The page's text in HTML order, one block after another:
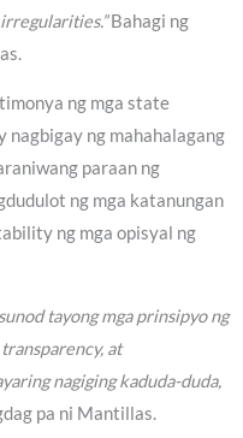
Bahagi ng
ng mga state
nagbigay ng mahahalagang
paraan ng
ng mga katanungan
ng mga opisyal ng
tayong mga prinsipyo ng
at
nagiging kaduda-duda,
pa ni Mantillas.